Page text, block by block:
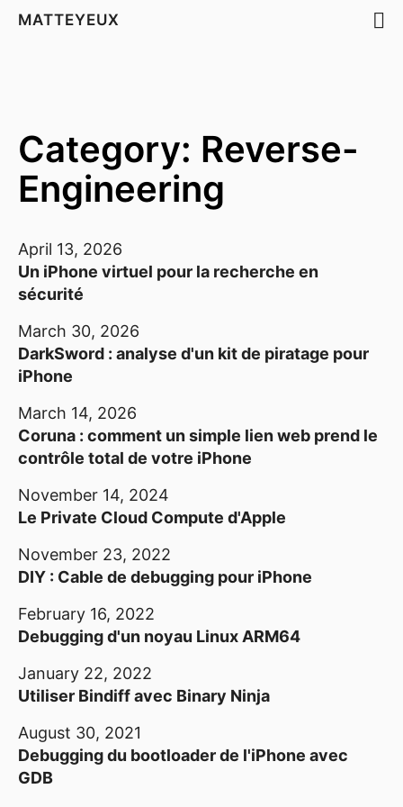
MATTEYEUX
Category: Reverse-
Engineering
April 13, 2026
Un iPhone virtuel pour la recherche en
sécurité
March 30, 2026
DarkSword : analyse d'un kit de piratage pour
iPhone
March 14, 2026
Coruna : comment un simple lien web prend le
contrôle total de votre iPhone
November 14, 2024
Le Private Cloud Compute d'Apple
November 23, 2022
DIY : Cable de debugging pour iPhone
February 16, 2022
Debugging d'un noyau Linux ARM64
January 22, 2022
Utiliser Bindiff avec Binary Ninja
August 30, 2021
Debugging du bootloader de l'iPhone avec
GDB